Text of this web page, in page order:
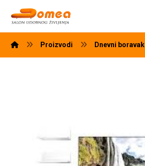
Proizvodi Dnevni boravak